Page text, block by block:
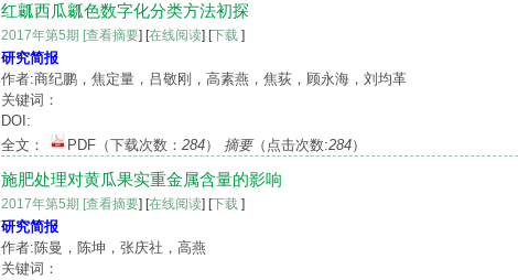
红瓤西瓜瓤色数字化分类方法初探
2017年第5期 [查看摘要] [在线阅读] [下载 ]
研究简报
作者:商纪鹏，焦定量，吕敬刚，高素燕，焦荻，顾永海，刘均革
关键词：
DOI:
全文：
PDF （下载次数： 284） 摘要（点击次数:284）
施肥处理对黄瓜果实重金属含量的影响
2017年第5期 [查看摘要] [在线阅读] [下载 ]
研究简报
作者:陈曼，陈坤，张庆社，高燕
关键词：